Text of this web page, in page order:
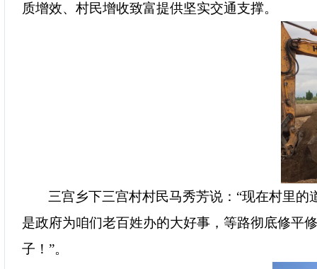
质增效、村民增收致富提供坚实交通支撑。
三宫乡下三宫村村民马秀芳说： “现在村里的
是政府为咱们老百姓办的大好事，等路彻底修平
子！”。